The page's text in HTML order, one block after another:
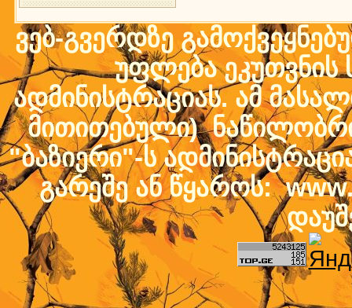
ვებ-გვერდზე
უფლება ეკუთვნის
ადმინისტრაციას. ამ
მითითებული)
"ბაზიერი"-ს
გარეშე ან წყაროს: